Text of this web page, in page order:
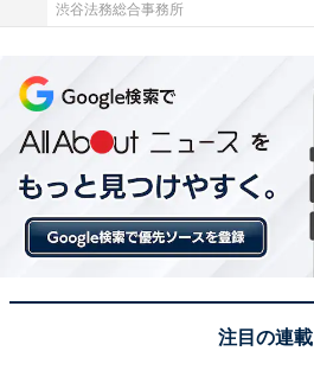
渋谷法務総合事務所
注目の連載